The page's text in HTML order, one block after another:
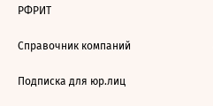
РФРИТ
Справочник компаний
Подписка для юр.лиц